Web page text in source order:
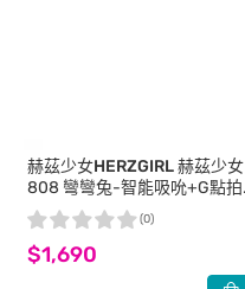
赫茲少女HERZGIRL赫茲少女
808 彎彎兔-智能吸吮+G點拍
打棒
$1,690
(0)